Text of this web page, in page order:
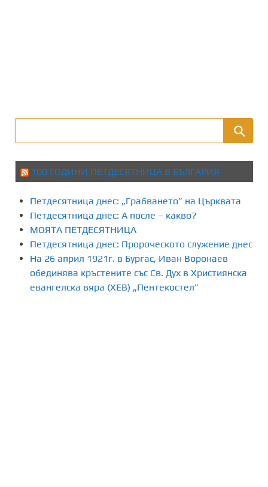
100 ГОДИНИ ПЕТДЕСЯТНИЦА В БЪЛГАРИЯ
Петдесятница днес: „Грабването” на Църквата
Петдесятница днес: А после – какво?
МОЯТА ПЕТДЕСЯТНИЦА
Петдесятница днес: Пророческото служение днес
На 26 април 1921г. в Бургас, Иван Воронаев
обединява кръстените със Св. Дух в Християнска
евангелска вяра (ХЕВ) „Пентекостел”